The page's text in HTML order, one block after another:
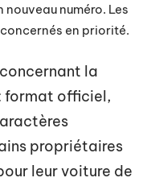
nouveau numéro. Les
en priorité.
concernant la
format officiel,
propriétaires
leur voiture de